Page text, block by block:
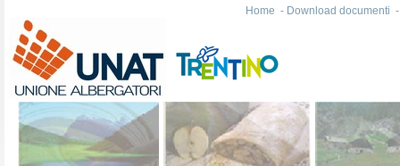
Home - Download documenti